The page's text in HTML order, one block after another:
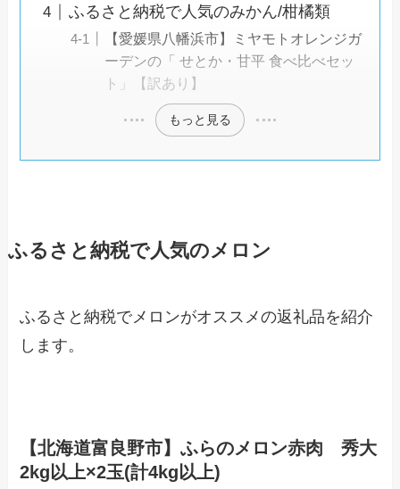
ふるさと納税で人気のみかん/柑橘類
【愛媛県八幡浜市】ミヤモトオレンジガ
ーデンの「 せとか・甘平 食べ比べセッ
ト」【訳あり】
もっと見る
ふるさと納税で人気のメロン
ふるさと納税でメロンがオススメの返礼品を紹介
します。
【北海道富良野市】ふらのメロン赤肉 秀大
2kg以上×2玉(計4kg以上)